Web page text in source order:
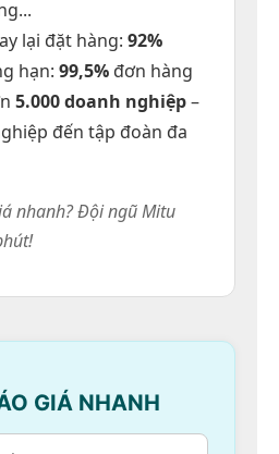
áo sơ mi đẹp
lại đặt hàng: 92%
hạn: 99,5% đơn hàng
5.000 doanh nghiệp–
đến tập đoàn đa
nhanh? Đội ngũ Mitu
GIÁ NHANH